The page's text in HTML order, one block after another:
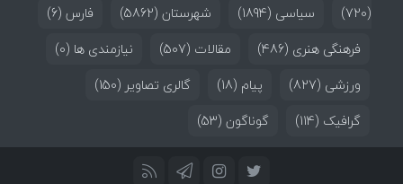
(720)
سیاسی (1894) شهرستان (5862) فارس (6)
فرهنگی هنری (486) مقالات (507) نیازمندی ها (0)
ورزشی (827) پیام (18) گالری تصاویر (150)
گرافیک (114) گوناگون (53)